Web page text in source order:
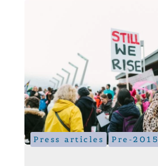
Press articles Pre-2015